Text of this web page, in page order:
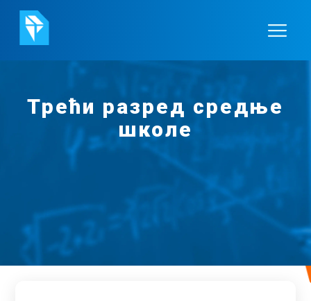
Трећи разред средње
школе